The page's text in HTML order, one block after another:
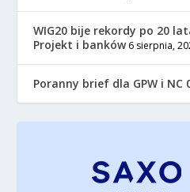
WIG20 bije rekordy po 20
Projekt i banków 6 sierpnia,
Poranny brief dla GPW i NC